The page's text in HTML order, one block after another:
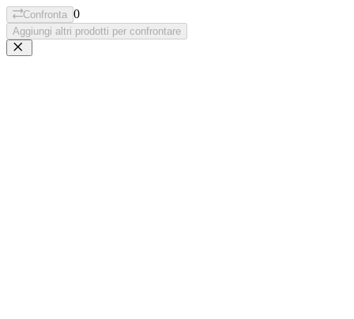
Confronta 0
Aggiungi altri prodotti per confrontare